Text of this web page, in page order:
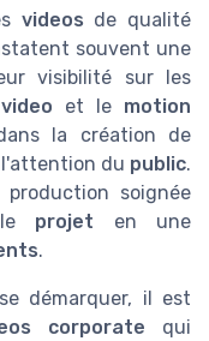
videos de qualité
souvent une
visibilité sur les
et le motion
la création de
du public.
soignée
projet en une
.
démarquer, il est
corporate qui